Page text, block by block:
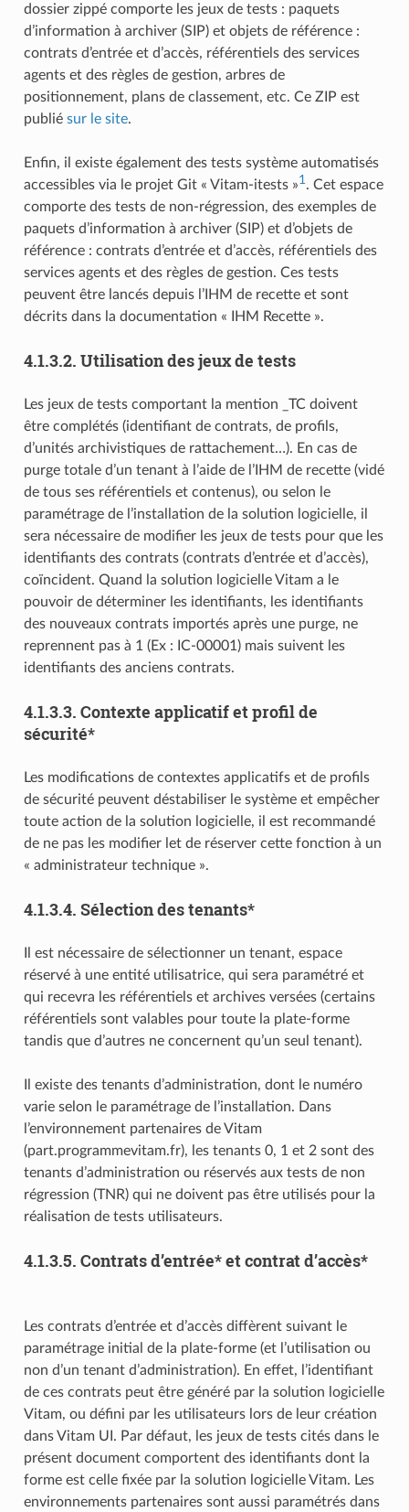
dossier zippé comporte les jeux de tests : paquets
d’information à archiver (SIP) et objets de référence :
contrats d’entrée et d’accès, référentiels des services
agents et des règles de gestion, arbres de
positionnement, plans de classement, etc. Ce ZIP est
publié sur le site.
Enfin, il existe également des tests système automatisés
accessibles via le projet Git « Vitam-itests »1. Cet espace
comporte des tests de non-régression, des exemples de
paquets d’information à archiver (SIP) et d’objets de
référence : contrats d’entrée et d’accès, référentiels des
services agents et des règles de gestion. Ces tests
peuvent être lancés depuis l’IHM de recette et sont
décrits dans la documentation « IHM Recette ».
4.1.3.2. Utilisation des jeux de tests
Les jeux de tests comportant la mention _TC doivent
être complétés (identifiant de contrats, de profils,
d’unités archivistiques de rattachement…). En cas de
purge totale d’un tenant à l’aide de l’IHM de recette (vidé
de tous ses référentiels et contenus), ou selon le
paramétrage de l’installation de la solution logicielle, il
sera nécessaire de modifier les jeux de tests pour que les
identifiants des contrats (contrats d’entrée et d’accès),
coïncident. Quand la solution logicielle Vitam a le
pouvoir de déterminer les identifiants, les identifiants
des nouveaux contrats importés après une purge, ne
reprennent pas à 1 (Ex : IC-00001) mais suivent les
identifiants des anciens contrats.
4.1.3.3. Contexte applicatif et profil de
sécurité*
Les modifications de contextes applicatifs et de profils
de sécurité peuvent déstabiliser le système et empêcher
toute action de la solution logicielle, il est recommandé
de ne pas les modifier let de réserver cette fonction à un
« administrateur technique ».
4.1.3.4. Sélection des tenants*
Il est nécessaire de sélectionner un tenant, espace
réservé à une entité utilisatrice, qui sera paramétré et
qui recevra les référentiels et archives versées (certains
référentiels sont valables pour toute la plate-forme
tandis que d’autres ne concernent qu’un seul tenant).
Il existe des tenants d’administration, dont le numéro
varie selon le paramétrage de l’installation. Dans
l’environnement partenaires de Vitam
(part.programmevitam.fr), les tenants 0, 1 et 2 sont des
tenants d’administration ou réservés aux tests de non
régression (TNR) qui ne doivent pas être utilisés pour la
réalisation de tests utilisateurs.
4.1.3.5. Contrats d’entrée* et contrat d’accès*
Les contrats d’entrée et d’accès diffèrent suivant le
paramétrage initial de la plate-forme (et l’utilisation ou
non d’un tenant d’administration). En effet, l’identifiant
de ces contrats peut être généré par la solution logicielle
Vitam, ou défini par les utilisateurs lors de leur création
dans Vitam UI. Par défaut, les jeux de tests cités dans le
présent document comportent des identifiants dont la
forme est celle fixée par la solution logicielle Vitam. Les
environnements partenaires sont aussi paramétrés dans